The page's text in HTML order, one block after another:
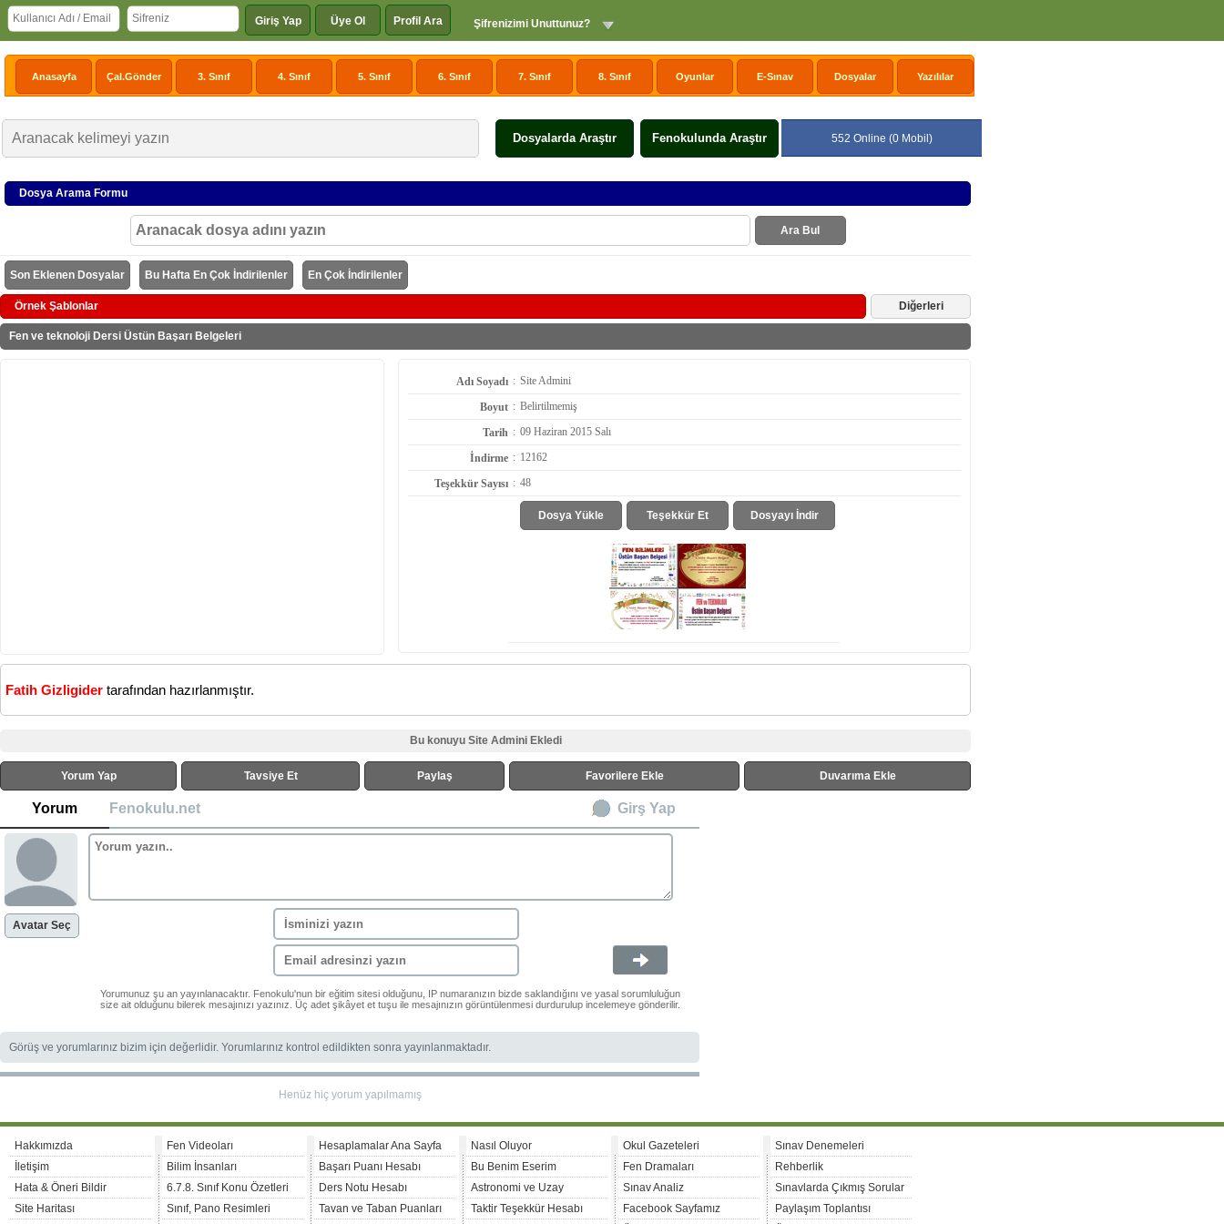
Giriş Yap Üye Ol Profil Ara Şifrenizimi Unuttunuz?
Anasayfa Çal.Gönder 3. Sınıf 4. Sınıf 5. Sınıf 6. Sınıf 7. Sınıf 8. Sınıf Oyunlar E-Sınav Dosyalar Yazılılar
Dosyalarda Araştır Fenokulunda Araştır 552 Online (0 Mobil)
Dosya Arama Formu
Ara Bul
Son Eklenen Dosyalar Bu Hafta En Çok İndirilenler En Çok İndirilenler
Örnek Şablonlar Diğerleri
Fen ve teknoloji Dersi Üstün Başarı Belgeleri
Adı Soyadı : Site Admini
Boyut : Belirtilmemiş
Tarih : 09 Haziran 2015 Salı
İndirme : 12162
Teşekkür Sayısı : 48
Dosya Yükle Teşekkür Et Dosyayı İndir
Fatih Gizligider tarafından hazırlanmıştır.
Bu konuyu Site Admini Ekledi
Yorum Yap Tavsiye Et Paylaş Favorilere Ekle Duvarıma Ekle
Yorum Fenokulu.net Girş Yap
Avatar Seç
Yorumunuz şu an yayınlanacaktır. Fenokulu'nun bir eğitim sitesi olduğunu, IP numaranızın bizde saklandığını ve yasal sorumluluğun
size ait olduğunu bilerek mesajınızı yazınız. Üç adet şikâyet et tuşu ile mesajınızın görüntülenmesi durdurulup incelemeye gönderilir.
Görüş ve yorumlarınız bizim için değerlidir. Yorumlarınız kontrol edildikten sonra yayınlanmaktadır.
Henüz hiç yorum yapılmamış
Hakkımızda
İletişim
Hata & Öneri Bildir
Site Haritası
Fen Videoları
Bilim İnsanları
6.7.8. Sınıf Konu Özetleri
Sınıf, Pano Resimleri
Hesaplamalar Ana Sayfa
Başarı Puanı Hesabı
Ders Notu Hesabı
Tavan ve Taban Puanları
Nasıl Oluyor
Bu Benim Eserim
Astronomi ve Uzay
Taktir Teşekkür Hesabı
Okul Gazeteleri
Fen Dramaları
Sınav Analiz
Facebook Sayfamız
Sınav Denemeleri
Rehberlik
Sınavlarda Çıkmış Sorular
Paylaşım Toplantısı